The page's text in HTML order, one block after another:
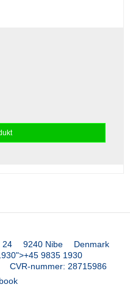
24 9240 Nibe
Denmark
">+45 9835 1930
CVR-nummer: 28715986